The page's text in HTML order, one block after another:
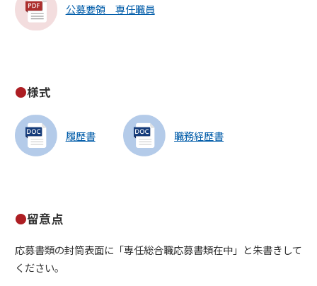
公募要領 専任職員
様式
履歴書 職務経歴書
留意点
応募書類の封筒表面に「専任総合職応募書類在中」と朱書きして
ください。